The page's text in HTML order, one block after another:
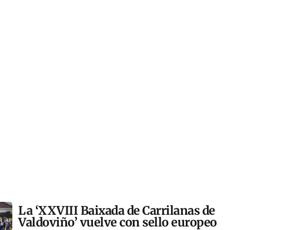
La ‘XXVIII Baixada de Carrilanas de
Valdoviño’ vuelve con sello europeo